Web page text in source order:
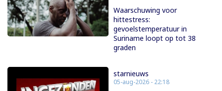
Waarschuwing voor
hittestress:
gevoelstemperatuur in
Suriname loopt op tot 38
graden
starnieuws
05-aug-2026 - 22:18